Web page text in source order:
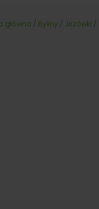
główna / Byliny / Jeżówki /